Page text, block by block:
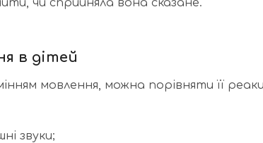
чи сприйняла вона сказане.
в дітей
мовлення, можна порівняти її
звуки;